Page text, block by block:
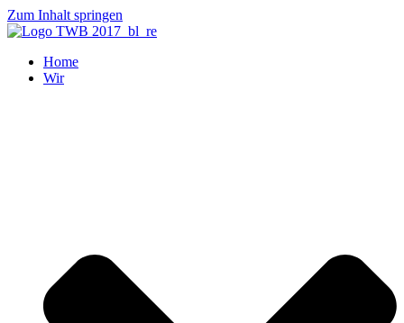
Zum Inhalt springen
Home
Wir